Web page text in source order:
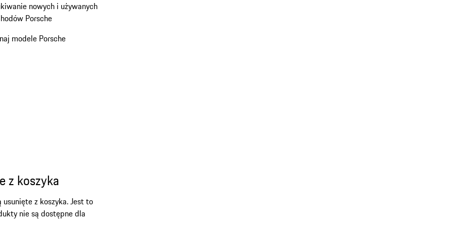
nowych i używanych
Porsche
modele Porsche
z koszyka
z koszyka. Jest to
nie są dostępne dla